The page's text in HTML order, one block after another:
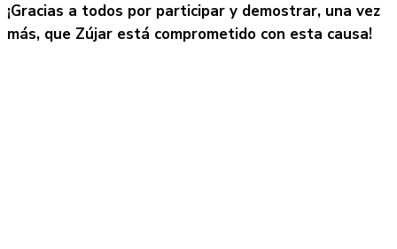
¡Gracias a todos por participar y demostrar, una vez
más, que Zújar está comprometido con esta causa!